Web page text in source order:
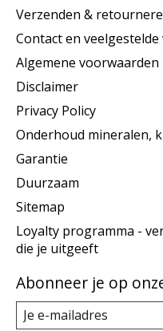
Verzenden &
Contact en
Algemene voorwaarden
Disclaimer
Privacy Policy
Onderhoud mineralen,
Garantie
Duurzaam
Sitemap
Loyalty programma -
die je uitgeeft
Abonneer je op